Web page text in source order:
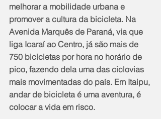
melhorar a mobilidade urbana e
promover a cultura da bicicleta. Na
Avenida Marquês de Paraná, via que
liga Icaraí ao Centro, já são mais de
750 bicicletas por hora no horário de
pico, fazendo dela uma das ciclovias
mais movimentadas do país. Em Itaipu,
andar de bicicleta é uma aventura, é
colocar a vida em risco.